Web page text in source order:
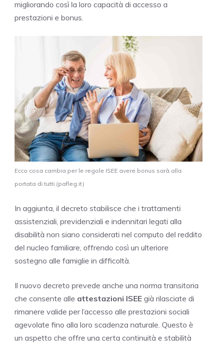
migliorando così la loro capacità di accesso a
prestazioni e bonus.
Ecco cosa cambia per le regole ISEE avere bonus sarà alla
portata di tutti (pafleg.it)
In aggiunta, il decreto stabilisce che i trattamenti
assistenziali, previdenziali e indennitari legati alla
disabilità non siano considerati nel computo del reddito
del nucleo familiare, offrendo così un ulteriore
sostegno alle famiglie in difficoltà.
Il nuovo decreto prevede anche una norma transitoria
che consente alle attestazioni ISEE già rilasciate di
rimanere valide per l’accesso alle prestazioni sociali
agevolate fino alla loro scadenza naturale. Questo è
un aspetto che offre una certa continuità e stabilità